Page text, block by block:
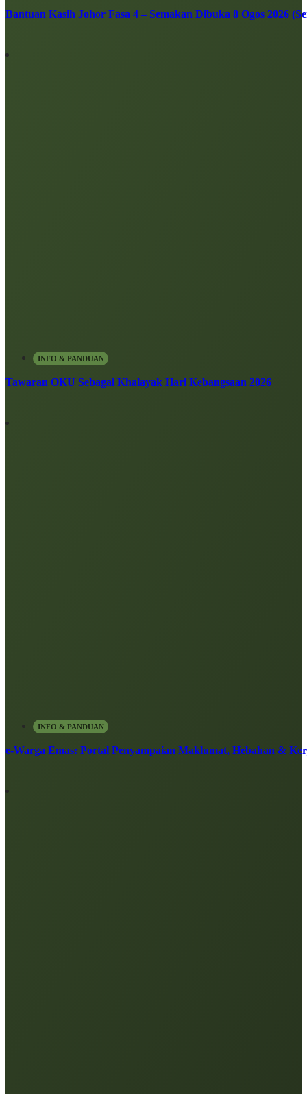
Bantuan Kasih Johor Fasa 4 – Semakan Dibuka 8 Ogos 2026
INFO & PANDUAN
Tawaran OKU Sebagai Khalayak Hari Kebangsaan 2026
INFO & PANDUAN
e-Warga Emas: Portal Penyampaian Maklumat, Hebahan &